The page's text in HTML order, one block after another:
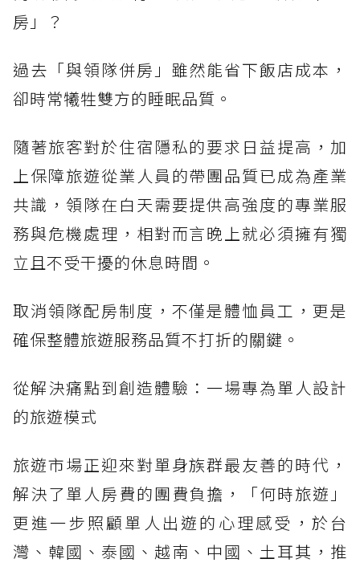
房」？
過去「與領隊併房」雖然能省下飯店成本，
卻時常犧牲雙方的睡眠品質。
隨著旅客對於住宿隱私的要求日益提高，加
上保障旅遊從業人員的帶團品質已成為產業
共識，領隊在白天需要提供高強度的專業服
務與危機處理，相對而言晚上就必須擁有獨
立且不受干擾的休息時間。
取消領隊配房制度，不僅是體恤員工，更是
確保整體旅遊服務品質不打折的關鍵。
從解決痛點到創造體驗：一場專為單人設計
的旅遊模式
旅遊市場正迎來對單身族群最友善的時代，
解決了單人房費的團費負擔，「何時旅遊」
更進一步照顧單人出遊的心理感受，於台
灣、韓國、泰國、越南、中國、土耳其，推